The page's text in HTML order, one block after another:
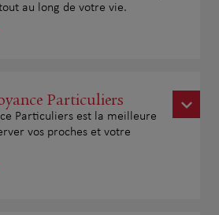
au long de votre vie.
Particuliers
Particuliers est la meilleure
vos proches et votre